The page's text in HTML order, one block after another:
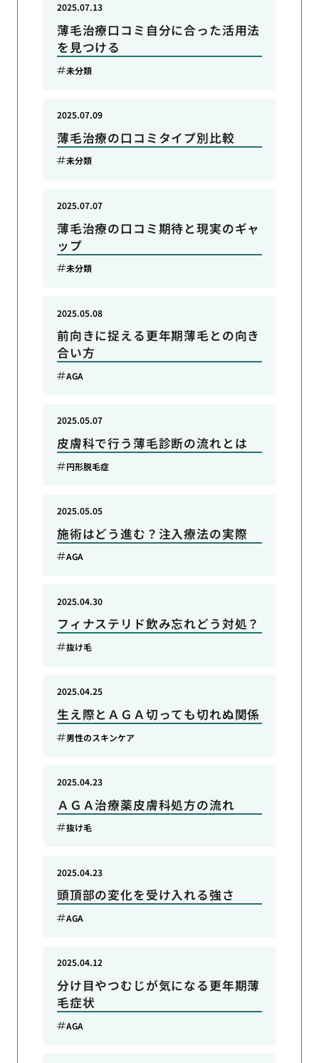
薄毛治療口コミ自分に合った活用法
を見つける
2025.07.13
未分類
薄毛治療の口コミタイプ別比較
2025.07.09
未分類
薄毛治療の口コミ期待と現実のギャ
ップ
2025.07.07
未分類
前向きに捉える更年期薄毛との向き
合い方
2025.05.08
AGA
皮膚科で行う薄毛診断の流れとは
2025.05.07
円形脱毛症
施術はどう進む？注入療法の実際
2025.05.05
AGA
フィナステリド飲み忘れどう対処？
2025.04.30
抜け毛
生え際とＡＧＡ切っても切れぬ関係
2025.04.25
男性のスキンケア
ＡＧＡ治療薬皮膚科処方の流れ
2025.04.23
抜け毛
頭頂部の変化を受け入れる強さ
2025.04.23
AGA
分け目やつむじが気になる更年期薄
毛症状
2025.04.12
AGA